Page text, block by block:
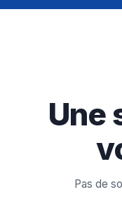
Une
Pas de